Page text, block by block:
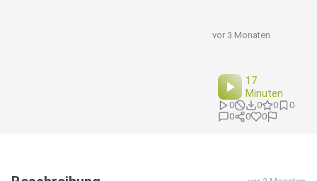
vor 3 Monaten
17
Minuten
0 0 0
0
0
0 0